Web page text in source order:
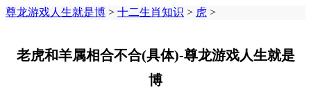
尊龙游戏人生就是博 > 十二生肖知识 > 虎 >
老虎和羊属相合不合(具体)-尊龙游戏人生就是
博